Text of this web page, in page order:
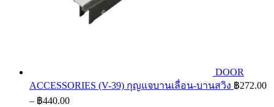
DOOR
ACCESSORIES (V-39) กุญแจบานเลื่อน-บานสวิง ฿272.00
– ฿440.00Price